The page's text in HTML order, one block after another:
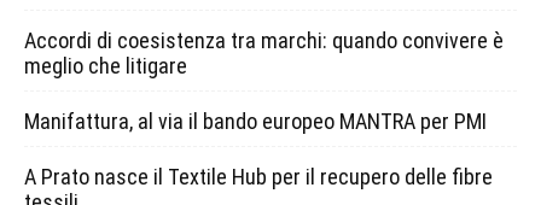
Accordi di coesistenza tra marchi: quando convivere è
meglio che litigare
Manifattura, al via il bando europeo MANTRA per PMI
A Prato nasce il Textile Hub per il recupero delle fibre